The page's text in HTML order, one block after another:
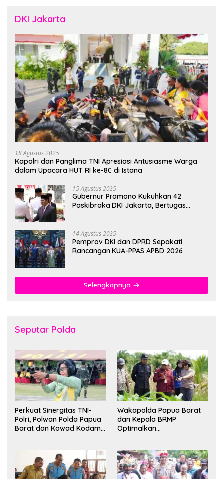
DKI Jakarta
18 Agustus 2025
Kapolri dan Panglima TNI Apresiasi Antusiasme Warga
dalam Upacara HUT RI ke-80 di Istana
15 Agustus 2025
Gubernur Pramono Kukuhkan 42
Paskibraka DKI Jakarta, Bertugas
14 Agustus 2025
Pemprov DKI dan DPRD Sepakati
Rancangan KUA-PPAS APBD 2026
Selengkapnya
Seputar Polda
Perkuat Sinergitas TNI-
Polri, Polwan Polda Papua
Barat dan Kowad Kodam
Persahabatan
Wakapolda Papua Barat
dan Kepala BRMP
Optimalkan
Pangan Papua Barat